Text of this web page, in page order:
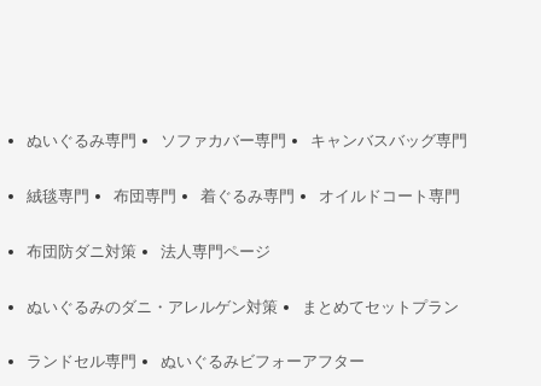
ぬいぐるみ専門 ソファカバー専門 キャンバスバッグ専門
絨毯専門 布団専門 着ぐるみ専門 オイルドコート専門
布団防ダニ対策 法人専門ページ
ぬいぐるみのダニ・アレルゲン対策 まとめてセットプラン
ランドセル専門 ぬいぐるみビフォーアフター